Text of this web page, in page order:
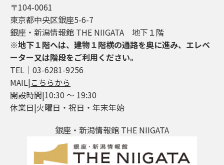
〒104-0061
東京都中央区銀座5-6-7
銀座・新潟情報館 THE NIIGATA 地下１階
※地下１階へは、建物１階横の通路を奥に進み、エレベ
ーター又は階段をご利用ください。
TEL│03-6281-9256
MAIL|こちらから
開設時間|10:30 ～ 19:30
休業日|火曜日・祝日・年末年始
銀座・新潟情報館 THE NIIGATA